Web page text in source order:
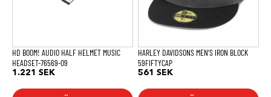
HD BOOM! AUDIO HALF HELMET MUSIC
HEADSET-76569-09
1.221 SEK
HARLEY DAVIDSONS MEN’S IRON BLOCK
59FIFTYCAP
561 SEK